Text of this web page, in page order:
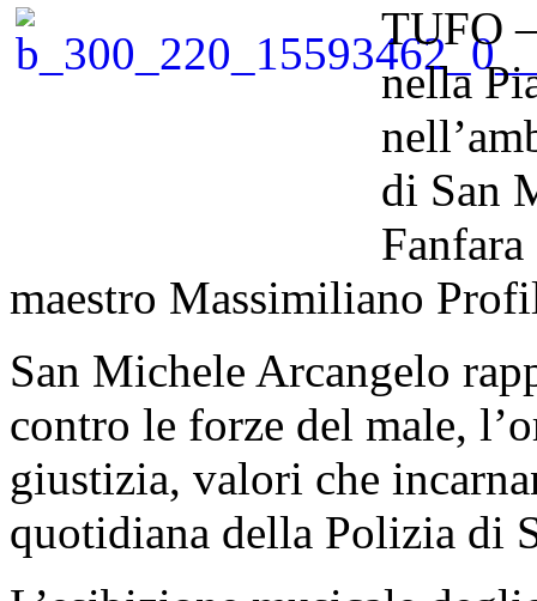
TUFO
nella
di San
maestro Massimiliano
San Michele Arcangelo
contro le forze del male,
giustizia, valori che
quotidiana della Polizia di